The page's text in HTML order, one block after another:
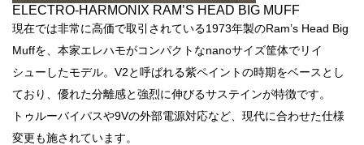
ELECTRO-HARMONIX RAM’S HEAD BIG MUFF
現在では非常に高価で取引されている1973年製のRam’s Head Big
Muffを、本家エレハモがコンパクトなnanoサイズ筐体でリイ
シューしたモデル。V2と呼ばれる紫ペイントの時期をベースとし
ており、優れた分離感と強烈に伸びるサステインが特徴です。
トゥルーバイパスや9Vの外部電源対応など、現代に合わせた仕様
変更も施されています。